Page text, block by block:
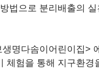
법으로 분리배출의
명다솜이어린이집>
체험을 통해 지구환경